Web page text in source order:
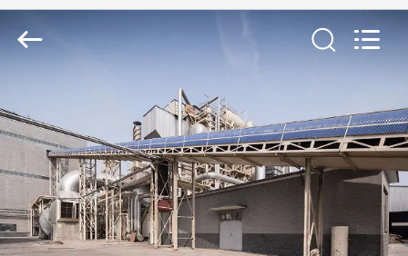
ТОВАРЫ
О
НАС
CMT
CO.,
LTD..